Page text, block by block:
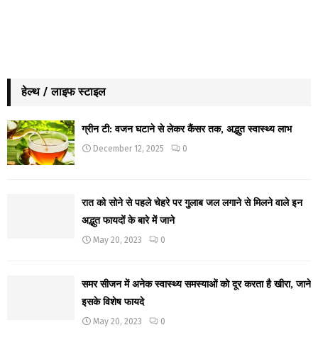
हेल्थ / लाइफ स्टाइल
ग्रीन टी: वजन घटाने से लेकर कैंसर तक, अद्भुत स्वास्थ्य लाभ
December 12, 2025 0
रात को सोने से पहले चेहरे पर गुलाब जल लगाने से मिलने वाले इन
अद्भुत फायदों के बारे में जाने
May 20, 2023 0
समर सीजन में अनेक स्वास्थ्य समस्याओं को दूर करता है खीरा, जाने
इसके विशेष फायदे
May 20, 2023 0